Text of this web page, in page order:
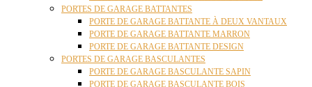
PORTES DE GARAGE BATTANTES
PORTE DE GARAGE BATTANTE À DEUX VANTAUX
PORTE DE GARAGE BATTANTE MARRON
PORTE DE GARAGE BATTANTE DESIGN
PORTES DE GARAGE BASCULANTES
PORTE DE GARAGE BASCULANTE SAPIN
PORTE DE GARAGE BASCULANTE BOIS